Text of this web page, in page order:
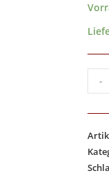
-